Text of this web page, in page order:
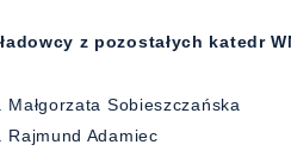
z pozostałych katedr
Małgorzata Sobieszczańska
Rajmund Adamiec